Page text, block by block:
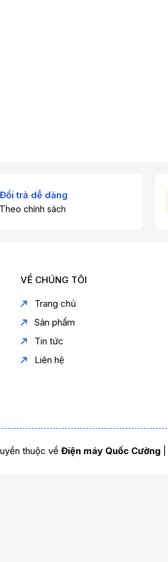
Đổi trả dễ dàng
Theo chính sách
VỀ CHÚNG TÔI
Trang chủ
Sản phẩm
Tin tức
Liên hệ
thuộc về Điện máy Quốc Cường